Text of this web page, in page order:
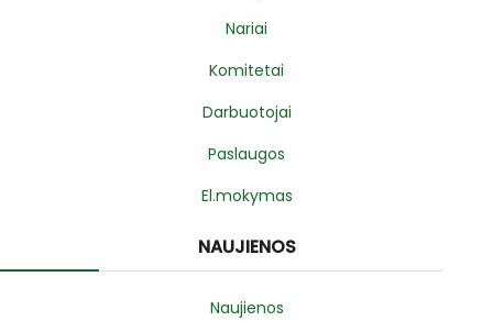
Nariai
Komitetai
Darbuotojai
Paslaugos
El.mokymas
NAUJIENOS
Naujienos